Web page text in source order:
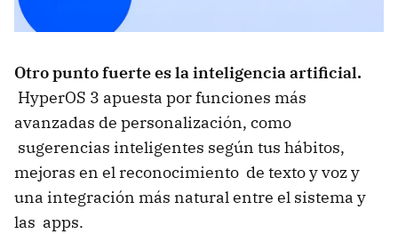
Otro punto fuerte es la inteligencia artificial.
HyperOS 3 apuesta por funciones más
avanzadas de personalización, como
sugerencias inteligentes según tus hábitos,
mejoras en el reconocimiento de texto y voz y
una integración más natural entre el sistema y
las apps.